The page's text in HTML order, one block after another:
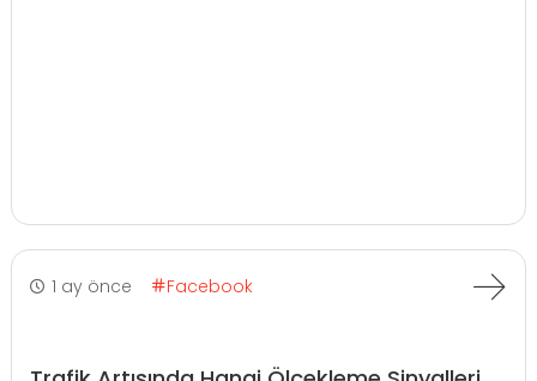
1 ay önce Facebook